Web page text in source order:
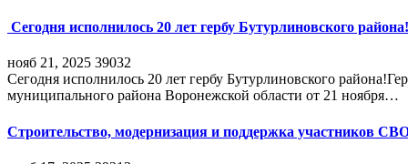
Сегодня исполнилось 20 лет гербу Бутурлиновского района!
нояб 21, 2025 39032
Сегодня исполнилось 20 лет гербу Бутурлиновского
муниципального района Воронежской области от 21 ноября…
Строительство, модернизация и поддержка участников